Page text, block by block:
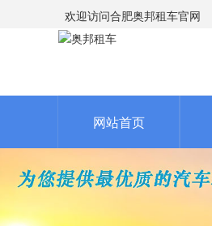
欢迎访问合肥奥邦租车官网
网站首页